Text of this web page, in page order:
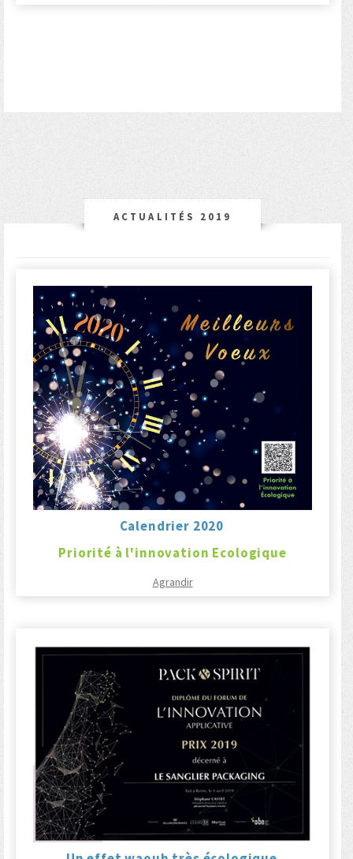
ACTUALITÉS 2019
Calendrier 2020
Priorité à l'innovation Ecologique
Agrandir